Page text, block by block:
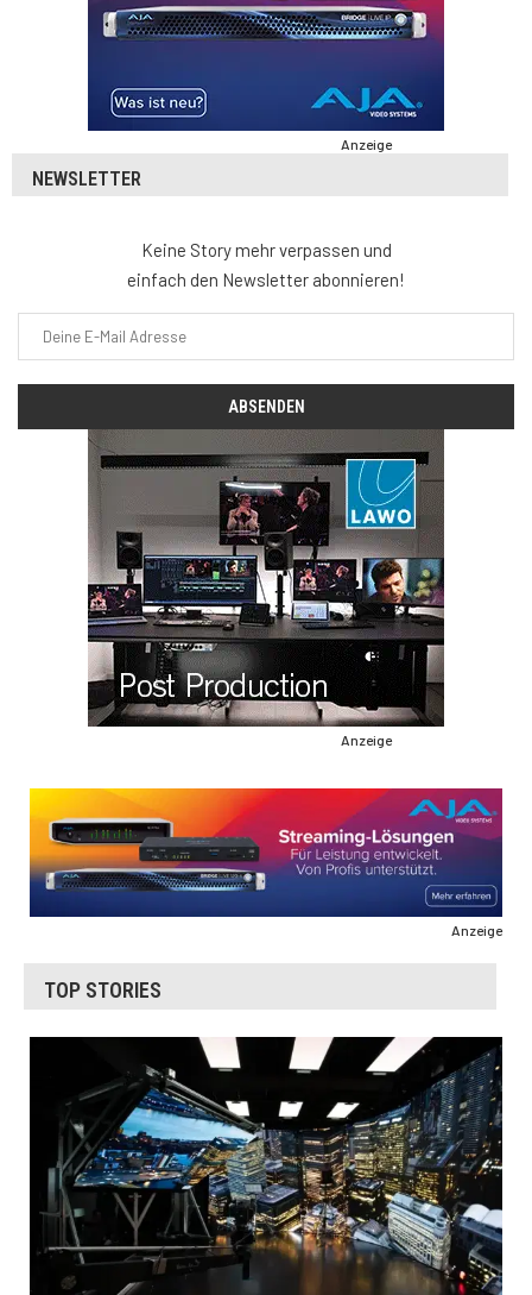
Anzeige
NEWSLETTER
Keine Story mehr verpassen und
einfach den Newsletter abonnieren!
Anzeige
Anzeige
TOP STORIES